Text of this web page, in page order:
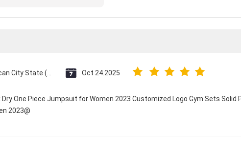
Oct 24.2025
One Piece Jumpsuit for Women 2023 Customized Logo Gym Sets Solid
2023@